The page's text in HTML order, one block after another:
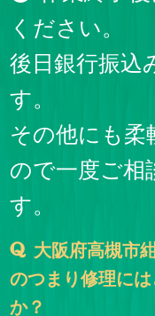
ください。
後日銀行振込
す。
その他にも柔
ので一度ご相
す。
大阪府高槻市
のつまり修理に
か？